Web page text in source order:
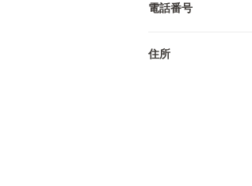
電話番号
住所